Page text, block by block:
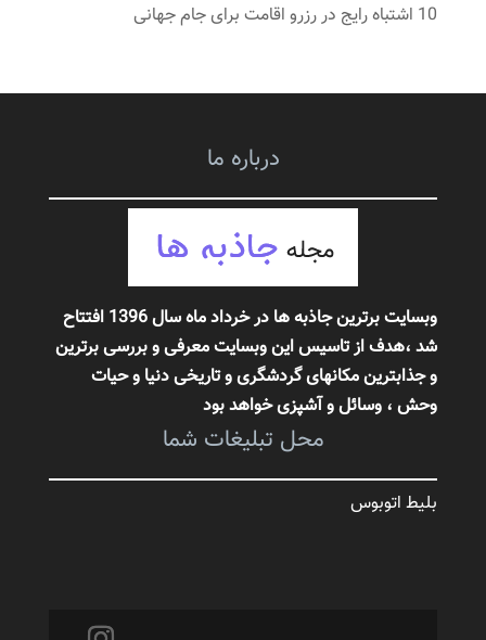
10 اشتباه رایج در رزرو اقامت برای جام جهانی
درباره ما
وبسایت برترین جاذبه ها در خرداد ماه سال 1396 افتتاح
شد ،هدف از تاسیس این وبسایت معرفی و بررسی برترین
و جذابترین مکانهای گردشگری و تاریخی دنیا و حیات
وحش ، وسائل و آشپزی خواهد بود
محل تبلیغات شما
بلیط اتوبوس